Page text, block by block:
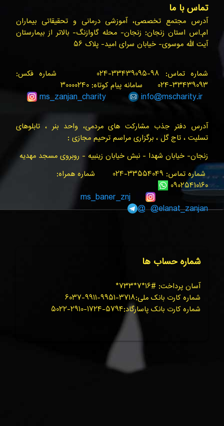
تماس با ما
آدرس مجتمع تخصصی، آموزشی درمانی و تحقیقاتی بیماران
ام.اس استان زنجان: زنجان- محله گاوازنگ- بالاتر از بیمارستان
آیت الله موسوی- خیابان سرای امید- پلاک ۵۶
شماره تماس: ۹۸-۳۳۴۳۹۰۹۵-۰۲۴ شماره فکس:
۳۳۴۳۹۰۹۳-۰۲۴ سامانه پیام کوتاه: ۳۰۰۰۰۲۴۰
ms_zanjan_charity info@mscharity.ir
آدرس دفتر جذب مشارکت های مردمی، واحد بنر ، تابلوهای
تسلیت ، تاج گل ، برگزاری مراسم ترحیم مجازی :
زنجان- خیابان شهدا - نبش خیابان زینبیه - روبروی مسجد مهدیه
شماره تماس: ۳۳۵۵۴۰۴۹-۰۲۴ شماره همراه:
۰۹۰۲۵۴۱۰۱۶۰
ms_baner_znj
@elanat_zanjan@
شماره حساب ها
آسان پرداخت: #۱۶*۷*۷۳۳*
شماره کارت بانک ملی:۳۷۱۸-۹۹۵۱-۹۹۱۱-۶۰۳۷
شماره کارت بانک پاسارگاد:۵۷۹۴-۱۷۲۴-۲۹۱۰-۵۰۲۲